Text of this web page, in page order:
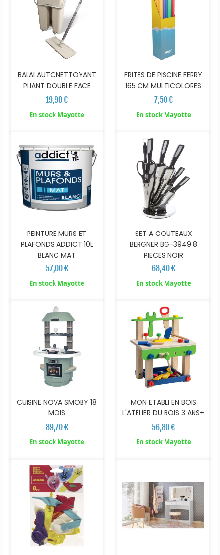
BALAI AUTONETTOYANT
PLIANT DOUBLE FACE
19,90 €
En stock Mayotte
FRITES DE PISCINE FERRY
165 CM MULTICOLORES
7,50 €
En stock Mayotte
PEINTURE MURS ET
PLAFONDS ADDICT 10L
BLANC MAT
57,00 €
En stock Mayotte
SET A COUTEAUX
BERGNER BG-3949 8
PIECES NOIR
68,40 €
En stock Mayotte
CUISINE NOVA SMOBY 18
MOIS
89,70 €
En stock Mayotte
MON ETABLI EN BOIS
L'ATELIER DU BOIS 3 ANS+
56,80 €
En stock Mayotte